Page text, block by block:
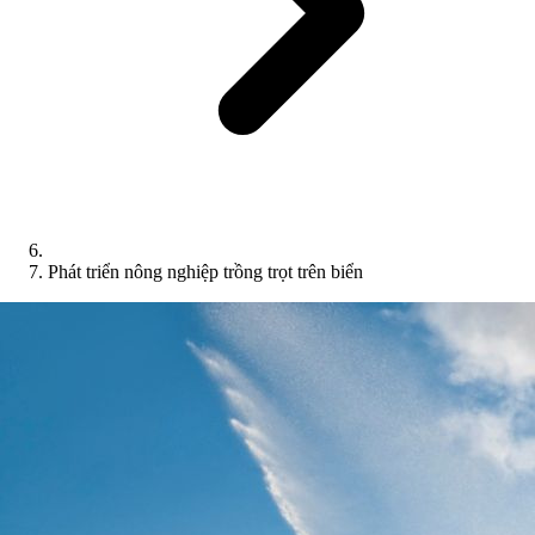
Phát triển nông nghiệp trồng trọt trên biển